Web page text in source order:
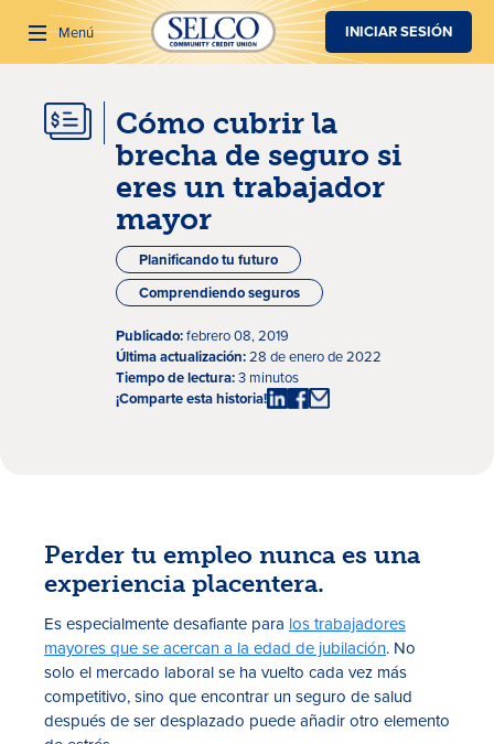
SALTAR AL CONTENIDO PRINCIPAL
Menú
Tasas
INICIAR SESIÓN
Cómo cubrir la
brecha de seguro si
eres un trabajador
mayor
Planificando tu futuro
Comprendiendo seguros
Publicado:febrero 08, 2019
Última actualización:28 de enero de 2022
Tiempo de lectura:3 minutos
¡Comparte esta historia!
Perder tu empleo nunca es una
experiencia placentera.
Es especialmente desafiante para los trabajadores
mayores que se acercan a la edad de jubilación. No
solo el mercado laboral se ha vuelto cada vez más
competitivo, sino que encontrar un seguro de salud
después de ser desplazado puede añadir otro elemento